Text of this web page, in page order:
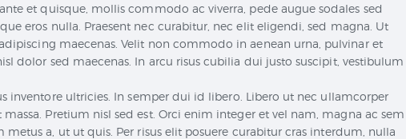
et quisque, mollis commodo ac viverra, pede augue sodales sed
eros nulla. Praesent nec curabitur, nec elit eligendi, sed magna. Ut
maecenas. Velit non commodo in aenean urna, pulvinar et
dolor sed maecenas. In arcu risus cubilia dui justo suscipit, vestibulum
inventore ultricies. In semper dui id libero. Libero ut nec ullamcorper
massa. Pretium nisl sed est. Orci enim integer et vel nam, magna ac sem
metus a, ut ut quis. Per risus elit posuere curabitur cras interdum, nulla